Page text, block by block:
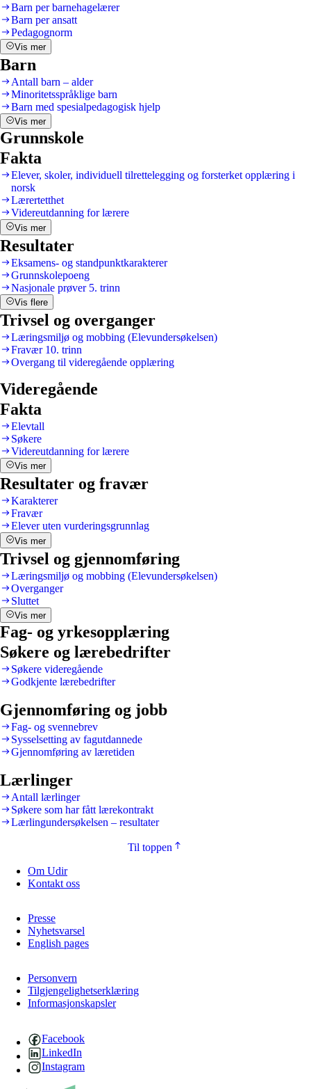
Barn per barnehagelærer
Barn per ansatt
Pedagognorm
Vis mer
Barn
Antall barn – alder
Minoritetsspråklige barn
Barn med spesialpedagogisk hjelp
Vis mer
Grunnskole
Fakta
Elever, skoler, individuell tilrettelegging og forsterket opplæring i
norsk
Lærertetthet
Videreutdanning for lærere
Vis mer
Resultater
Eksamens- og standpunktkarakterer
Grunnskolepoeng
Nasjonale prøver 5. trinn
Vis flere
Trivsel og overganger
Læringsmiljø og mobbing (Elevundersøkelsen)
Fravær 10. trinn
Overgang til videregående opplæring
Videregående
Fakta
Elevtall
Søkere
Videreutdanning for lærere
Vis mer
Resultater og fravær
Karakterer
Fravær
Elever uten vurderingsgrunnlag
Vis mer
Trivsel og gjennomføring
Læringsmiljø og mobbing (Elevundersøkelsen)
Overganger
Sluttet
Vis mer
Fag- og yrkesopplæring
Søkere og lærebedrifter
Søkere videregående
Godkjente lærebedrifter
Gjennomføring og jobb
Fag- og svennebrev
Sysselsetting av fagutdannede
Gjennomføring av læretiden
Lærlinger
Antall lærlinger
Søkere som har fått lærekontrakt
Lærlingundersøkelsen – resultater
Til toppen
Om Udir
Kontakt oss
Presse
Nyhetsvarsel
English pages
Personvern
Tilgjengelighetserklæring
Informasjonskapsler
Facebook
LinkedIn
Instagram